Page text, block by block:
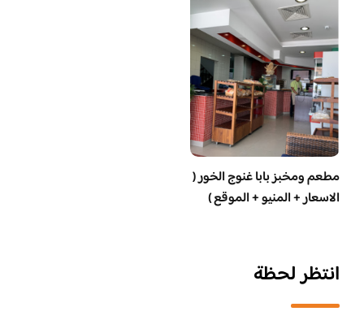
مطعم ومخبز بابا غنوج الخور (
الاسعار + المنيو + الموقع )
انتظر لحظة